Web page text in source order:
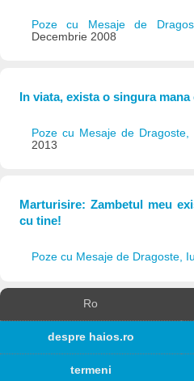
Poze cu Mesaje de
Decembrie 2008
In viata, exista o singura
Poze cu Mesaje de Dragoste,
2013
Marturisire: Zambetul meu
cu tine!
Poze cu Mesaje de Dragoste,
Ro
despre haios.ro
termeni